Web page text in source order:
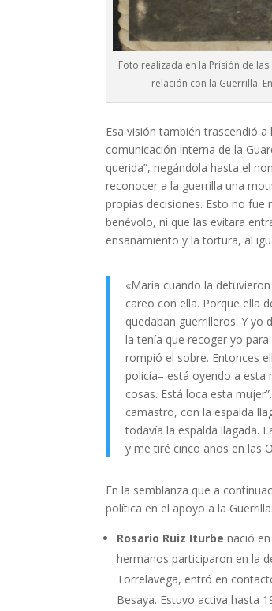
Foto realizada en la Prisión de
relación con la Guerrilla.
Esa visión también trascendió
comunicación interna de la
querida”, negándola hasta el
reconocer a la guerrilla una
propias decisiones. Esto no
benévolo, ni que las evitara
ensañamiento y la tortura, al
«María cuando la
careo con ella. Porque ella
quedaban guerrilleros. Y yo
la tenía que recoger yo
rompió el sobre. Entonces
policía– está oyendo a esta
cosas. Está loca esta
camastro, con la espalda
todavía la espalda llagada.
y me tiré cinco años en las
En la semblanza que a
política en el apoyo a la Guerrilla:
Rosario Ruiz Iturbe nació
hermanos participaron en la
Torrelavega, entró en
Besaya. Estuvo activa hasta